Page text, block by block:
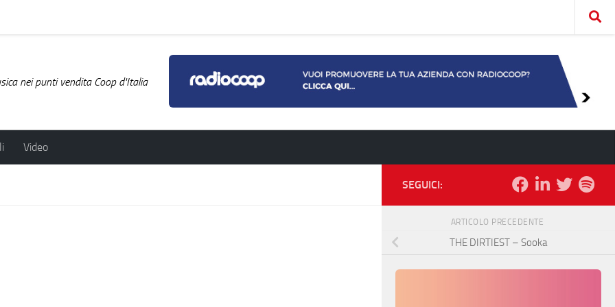
nei punti vendita Coop d'Italia
Video
SEGUICI:
ARTICOLO PRECEDENTE
THE DIRTIEST – Sooka